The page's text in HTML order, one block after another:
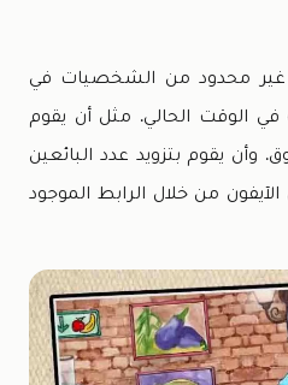
غير محدود من الشخصيات في
في الوقت الحالي. مثل أن يقوم
وأن يقوم بتزويد عدد البائعين
من خلال الرابط الموجود